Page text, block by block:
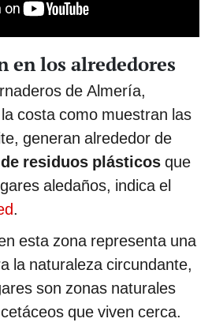
en los alrededores
de Almería,
costa como muestran las
generan alrededor de
residuos plásticos que
aledaños, indica el
.
esta zona representa una
la naturaleza circundante,
son zonas naturales
que viven cerca.